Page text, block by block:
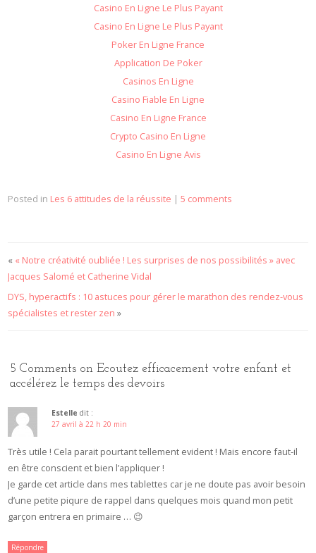
Casino En Ligne Le Plus Payant
Casino En Ligne Le Plus Payant
Poker En Ligne France
Application De Poker
Casinos En Ligne
Casino Fiable En Ligne
Casino En Ligne France
Crypto Casino En Ligne
Casino En Ligne Avis
Posted in Les 6 attitudes de la réussite |5 comments
« « Notre créativité oubliée ! Les surprises de nos possibilités » avec
Jacques Salomé et Catherine Vidal
DYS, hyperactifs : 10 astuces pour gérer le marathon des rendez-vous
spécialistes et rester zen »
5 Comments on Ecoutez efficacement votre enfant et
accélérez le temps des devoirs
Estelle dit :
27 avril à 22 h 20 min
Très utile ! Cela parait pourtant tellement evident ! Mais encore faut-il
en être conscient et bien l’appliquer !
Je garde cet article dans mes tablettes car je ne doute pas avoir besoin
d’une petite piqure de rappel dans quelques mois quand mon petit
garçon entrera en primaire … 😉
Répondre